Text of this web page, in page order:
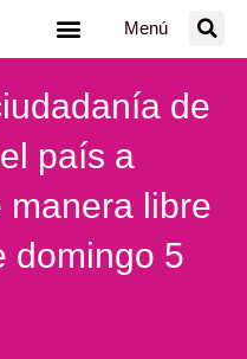
Menú
de
país a
manera libre
domingo 5